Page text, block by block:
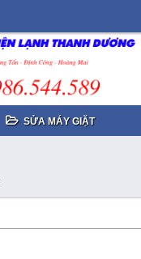
SỬA MÁY GIẶT